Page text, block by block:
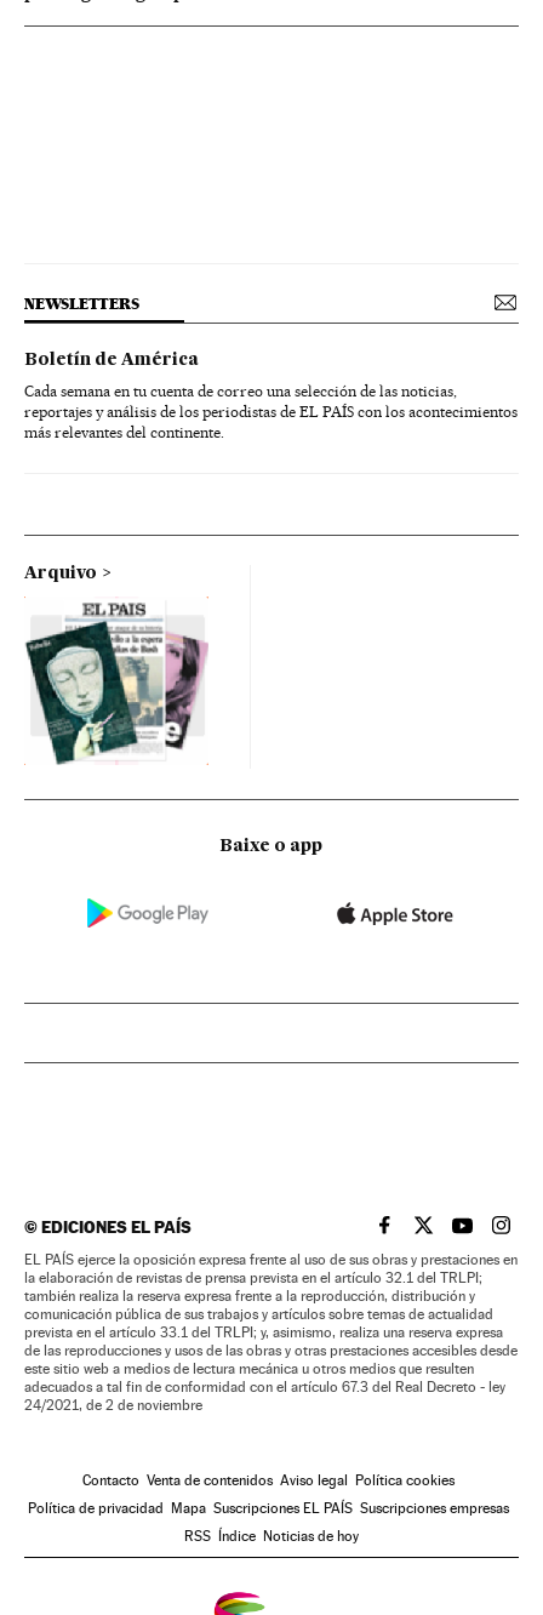
NEWSLETTERS
Boletín de América
Cada semana en tu cuenta de correo una selección de las noticias,
reportajes y análisis de los periodistas de EL PAÍS con los acontecimientos
más relevantes del continente.
Arquivo
Baixe o app
©EDICIONES EL PAÍS EL PAÍS BRASIL EN
EL PAÍSEL PAÍS
EL
EL PAÍS ejerce la oposición expresa frente al uso de sus obras y prestaciones en
la elaboración de revistas de prensa prevista en el artículo 32.1 del TRLPI;
también realiza la reserva expresa frente a la reproducción, distribución y
comunicación pública de sus trabajos y artículos sobre temas de actualidad
prevista en el artículo 33.1 del TRLPI; y, asimismo, realiza una reserva expresa
de las reproducciones y usos de las obras y otras prestaciones accesibles desde
este sitio web a medios de lectura mecánica u otros medios que resulten
adecuados a tal fin de conformidad con el artículo 67.3 del Real Decreto - ley
24/2021, de 2 de noviembre
Contacto Venta de contenidos Aviso legal Política cookies
Política de privacidad Mapa Suscripciones EL PAÍS Suscripciones empresas
RSS Índice Noticias de hoy